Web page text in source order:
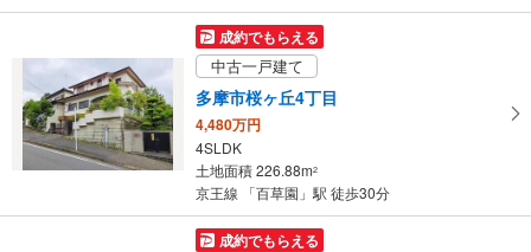
成約でもらえる
中古一戸建て
多摩市桜ヶ丘4丁目
4,480万円
4SLDK
土地面積 226.88m2
京王線 「百草園」駅 徒歩30分
成約でもらえる